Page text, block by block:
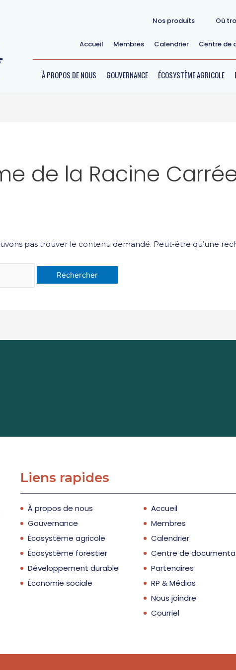
Nos produits Où
Accueil Membres Calendrier Centre de
À PROPOS DE NOUS GOUVERNANCE ÉCOSYSTÈME AGRICOLE
de la Racine
pas trouver le contenu demandé. Peut-être qu’une
Liens rapides
À propos de nous
Gouvernance
Écosystème agricole
Écosystème forestier
Développement durable
Économie sociale
Accueil
Membres
Calendrier
Centre de
Partenaires
RP & Médias
Nous joindre
Courriel